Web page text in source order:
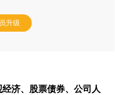
升级
经济、股票债券、公司人